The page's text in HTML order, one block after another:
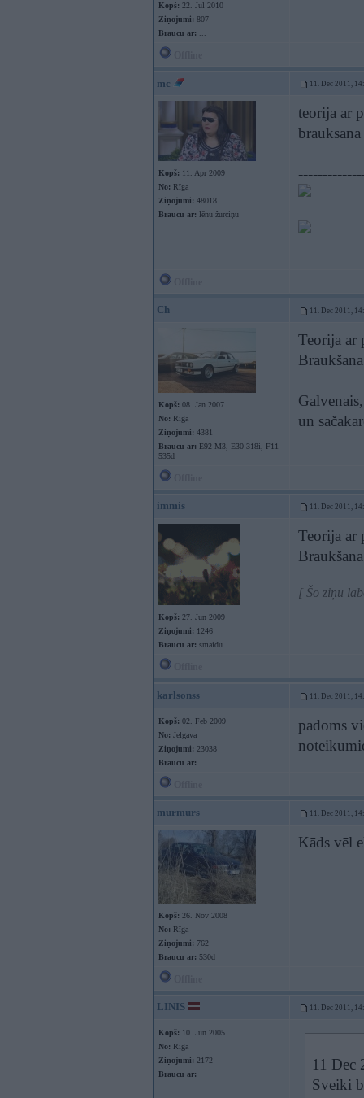
Kopš: 22. Jul 2010
Ziņojumi: 807
Braucu ar:
mc 11. Dec 2011,
Kopš: 11. Apr 2009
No: Rīga
Ziņojumi: 48018
Braucu ar: lēnu žurciņu
teorija ar
Ch 11. Dec 2011,
Kopš: 08. Jan 2007
No: Rīga
Ziņojumi: 4381
Braucu ar: E92 M3, E30 318i, F11
535d
Teorija ar
un
immis 11. Dec 2011,
Kopš: 27. Jun 2009
Ziņojumi: 1246
Braucu ar: smaidu
Teorija ar
[ Šo ziņu
karlsonss 11. Dec 2011,
Kopš: 02. Feb 2009
No: Jelgava
Ziņojumi: 23038
Braucu ar:
padoms
murmurs 11. Dec 2011,
Kopš: 26. Nov 2008
No: Rīga
Ziņojumi: 762
Braucu ar: 530d
Kāds vēl
LINIS 11. Dec 2011,
Kopš: 10. Jun 2005
No: Rīga
Ziņojumi: 2172
Braucu ar:
11 Dec
Sveiki